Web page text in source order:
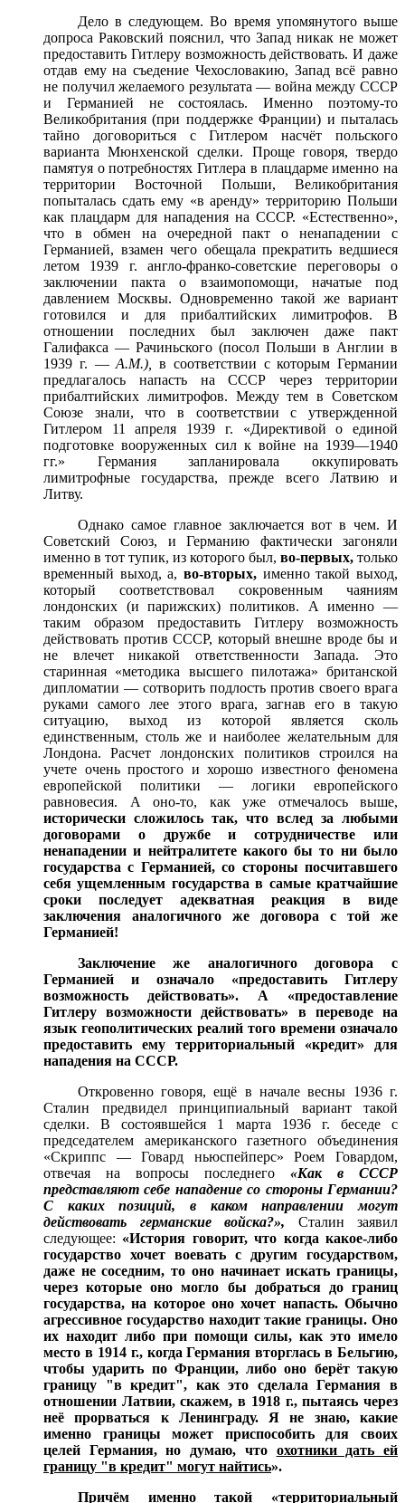
Дело в следующем. Во время упомянутого выше
допроса Раковский пояснил, что Запад никак не может
предоставить Гитлеру возможность действовать. И даже
отдав ему на съедение Чехословакию, Запад всё равно
не получил желаемого результата — война между СССР
и Германией не состоялась. Именно поэтому-то
Великобритания (при поддержке Франции) и пыталась
тайно договориться с Гитлером насчёт польского
варианта Мюнхенской сделки. Проще говоря, твердо
памятуя о потребностях Гитлера в плацдарме именно на
территории Восточной Польши, Великобритания
попыталась сдать ему «в аренду» территорию Польши
как плацдарм для нападения на СССР. «Естественно»,
что в обмен на очередной пакт о ненападении с
Германией, взамен чего обещала прекратить ведшиеся
летом 1939 г. англо-франко-советские переговоры о
заключении пакта о взаимопомощи, начатые под
давлением Москвы. Одновременно такой же вариант
готовился и для прибалтийских лимитрофов. В
отношении последних был заключен даже пакт
Галифакса — Рачиньского (посол Польши в Англии в
1939 г. —А.М.), в соответствии с которым Германии
предлагалось напасть на СССР через территории
прибалтийских лимитрофов. Между тем в Советском
Союзе знали, что в соответствии с утвержденной
Гитлером 11 апреля 1939 г. «Директивой о единой
подготовке вооруженных сил к войне на 1939—1940
гг.» Германия запланировала оккупировать
лимитрофные государства, прежде всего Латвию и
Литву.
Однако самое главное заключается вот в чем. И
Советский Союз, и Германию фактически загоняли
именно в тот тупик, из которого был, во-первых, только
временный выход, а, во-вторых, именно такой выход,
который соответствовал сокровенным чаяниям
лондонских (и парижских) политиков. А именно —
таким образом предоставить Гитлеру возможность
действовать против СССР, который внешне вроде бы и
не влечет никакой ответственности Запада. Это
старинная «методика высшего пилотажа» британской
дипломатии — сотворить подлость против своего врага
руками самого лее этого врага, загнав его в такую
ситуацию, выход из которой является сколь
единственным, столь же и наиболее желательным для
Лондона. Расчет лондонских политиков строился на
учете очень простого и хорошо известного феномена
европейской политики — логики европейского
равновесия. А оно-то, как уже отмечалось выше,
исторически сложилось так, что вслед за любыми
договорами о дружбе и сотрудничестве или
ненападении и нейтралитете какого бы то ни было
государства с Германией, со стороны посчитавшего
себя ущемленным государства в самые кратчайшие
сроки последует адекватная реакция в виде
заключения аналогичного же договора с той же
Германией!
Заключение же аналогичного договора с
Германией и означало «предоставить Гитлеру
возможность действовать». А «предоставление
Гитлеру возможности действовать» в переводе на
язык геополитических реалий того времени означало
предоставить ему территориальный «кредит» для
нападения на СССР.
Откровенно говоря, ещё в начале весны 1936 г.
Сталин предвидел принципиальный вариант такой
сделки. В состоявшейся 1 марта 1936 г. беседе с
председателем американского газетного объединения
«Скриппс — Говард ньюспейперс» Роем Говардом,
отвечая на вопросы последнего «Как в СССР
представляют себе нападение со стороны Германии?
С каких позиций, в каком направлении могут
действовать германские войска?», Сталин заявил
следующее: «История говорит, что когда какое-либо
государство хочет воевать с другим государством,
даже не соседним, то оно начинает искать границы,
через которые оно могло бы добраться до границ
государства, на которое оно хочет напасть. Обычно
агрессивное государство находит такие границы. Оно
их находит либо при помощи силы, как это имело
место в 1914 г., когда Германия вторглась в Бельгию,
чтобы ударить по Франции, либо оно берёт такую
границу "в кредит", как это сделала Германия в
отношении Латвии, скажем, в 1918 г., пытаясь через
неё прорваться к Ленинграду. Я не знаю, какие
именно границы может приспособить для своих
целей Германия, но думаю, что охотники дать ей
границу "в кредит" могут найтись».
Причём именно такой «территориальный